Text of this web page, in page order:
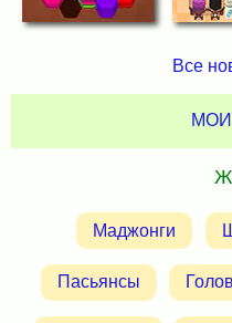
Все
Маджонги
Пасьянсы